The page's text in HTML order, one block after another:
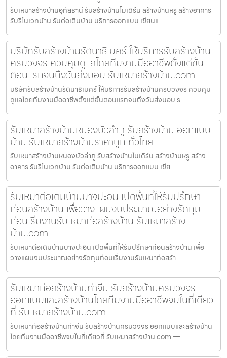
รับเหมาสร้างบ้านอุทัยธานี รับสร้างบ้านโมเดิร์น สร้างบ้านหรู สร้างอาคาร
รับรีโนเวทบ้าน รับต่อเติมบ้าน บริการออกแบบ เขียนแ
บริษัทรับสร้างบ้านรัตนาธิเบศร์ ให้บริการรับสร้างบ้าน
ครบวงจร ควบคุมดูแลโดยทีมงานมืออาชีพตั้งแต่ขั้น
ตอนแรกจนถึงวันส่งมอบ รับเหมาสร้างบ้าน.com
บริษัทรับสร้างบ้านรัตนาธิเบศร์ ให้บริการรับสร้างบ้านครบวงจร ควบคุม
ดูแลโดยทีมงานมืออาชีพตั้งแต่ขั้นตอนแรกจนถึงวันส่งมอบ ร
รับเหมาสร้างบ้านหนองบัวลำภู รับสร้างบ้าน ออกแบบ
บ้าน รับเหมาสร้างบ้านราคาถูก ทั่วไทย
รับเหมาสร้างบ้านหนองบัวลำภู รับสร้างบ้านโมเดิร์น สร้างบ้านหรู สร้าง
อาคาร รับรีโนเวทบ้าน รับต่อเติมบ้าน บริการออกแบบ เขีย
รับเหมาต่อเติมบ้านบางปะอิน เปิดพื้นที่ให้รับปรึกษา
ก่อนสร้างบ้าน เพื่อวางแผนงบประมาณอย่างรัดกุม
ก่อนเริ่มงานรับเหมาก่อสร้างบ้าน รับเหมาสร้าง
บ้าน.com
รับเหมาต่อเติมบ้านบางปะอิน เปิดพื้นที่ให้รับปรึกษาก่อนสร้างบ้าน เพื่อ
วางแผนงบประมาณอย่างรัดกุมก่อนเริ่มงานรับเหมาก่อสร้า
รับเหมาก่อสร้างบ้านท่าจีน รับสร้างบ้านครบวงจร
ออกแบบและสร้างบ้านโดยทีมงานมืออาชีพจบในที่เดียว
ที่ รับเหมาสร้างบ้าน.com
รับเหมาก่อสร้างบ้านท่าจีน รับสร้างบ้านครบวงจร ออกแบบและสร้างบ้าน
โดยทีมงานมืออาชีพจบในที่เดียวที่ รับเหมาสร้างบ้าน.com —